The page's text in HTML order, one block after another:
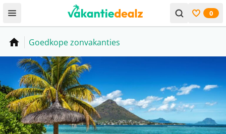
Open menu Bekijk
0
Home
Goedkope zonvakanties